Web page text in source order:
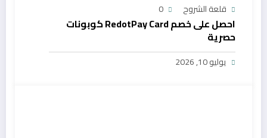
قلعة الشروح 0
احصل على خصم RedotPay Card كوبونات
حصرية
يوليو 10, 2026